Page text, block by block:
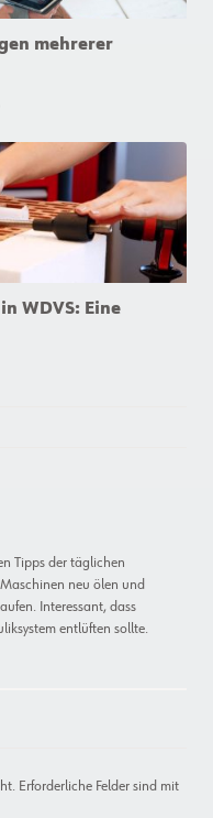
mehrerer
WDVS: Eine
Tipps der täglichen
neu ölen und
Interessant, dass
entlüften sollte.
Erforderliche Felder sind mit